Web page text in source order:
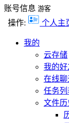
账号信息 游客
操作: 个人主
我的
云存储
我的好
在线聊
任务列
文件历